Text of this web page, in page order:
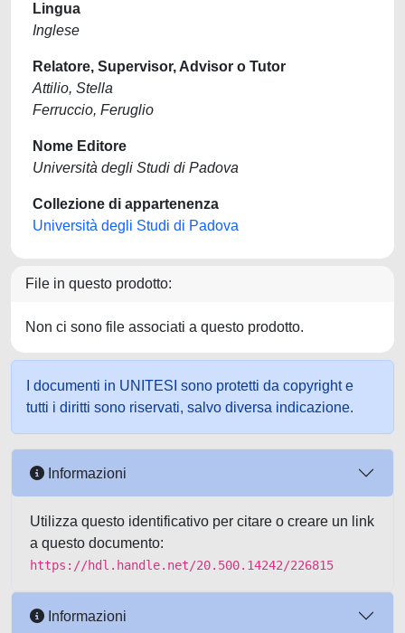
Lingua
Inglese
Relatore, Supervisor, Advisor o Tutor
Attilio, Stella
Ferruccio, Feruglio
Nome Editore
Università degli Studi di Padova
Collezione di appartenenza
Università degli Studi di Padova
File in questo prodotto:
Non ci sono file associati a questo prodotto.
I documenti in UNITESI sono protetti da copyright e
tutti i diritti sono riservati, salvo diversa indicazione.
Informazioni
Utilizza questo identificativo per citare o creare un link
a questo documento:
https://hdl.handle.net/20.500.14242/226815
Informazioni